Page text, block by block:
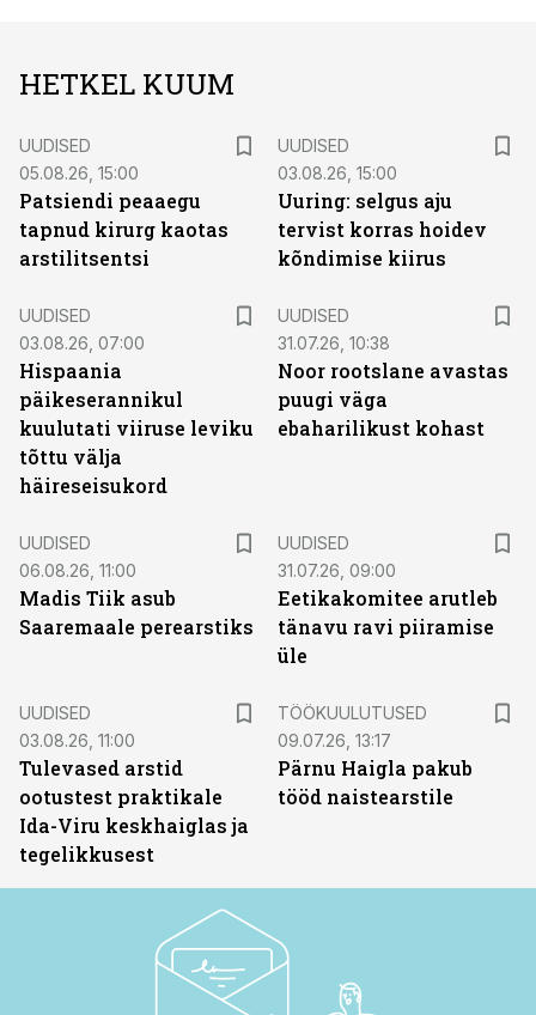
HETKEL KUUM
UUDISED
05.08.26, 15:00
Patsiendi peaaegu
tapnud kirurg kaotas
arstilitsentsi
UUDISED
03.08.26, 15:00
Uuring: selgus aju
tervist korras hoidev
kõndimise kiirus
UUDISED
03.08.26, 07:00
Hispaania
päikeserannikul
kuulutati viiruse leviku
tõttu välja
häireseisukord
UUDISED
31.07.26, 10:38
Noor rootslane avastas
puugi väga
ebaharilikust kohast
UUDISED
06.08.26, 11:00
Madis Tiik asub
Saaremaale perearstiks
UUDISED
31.07.26, 09:00
Eetikakomitee arutleb
tänavu ravi piiramise
üle
UUDISED
03.08.26, 11:00
Tulevased arstid
ootustest praktikale
Ida-Viru keskhaiglas ja
tegelikkusest
TÖÖKUULUTUSED
09.07.26, 13:17
Pärnu Haigla pakub
tööd naistearstile